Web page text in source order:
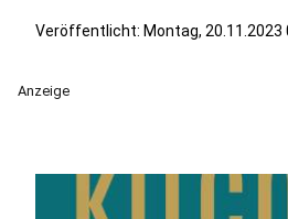
Veröffentlicht: Montag, 20.11.2023
Anzeige